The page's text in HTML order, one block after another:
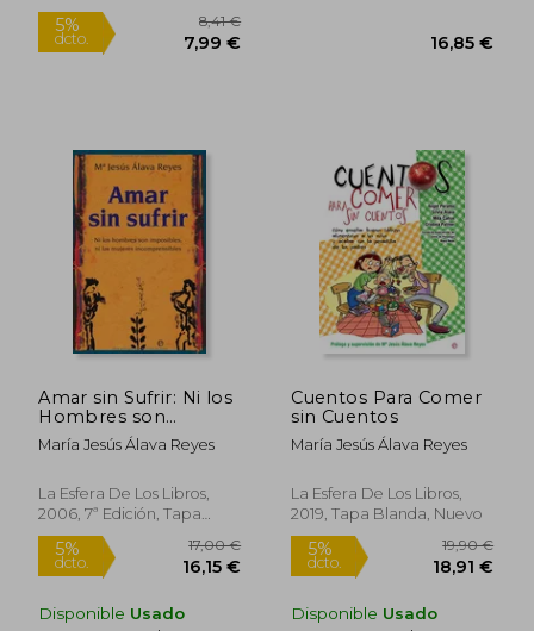
5%
dcto.
Amar sin Sufrir: Ni los
Hombres son
Imposibles, ni las
Mujeres
María Jesús Álava Reyes
La Esfera De Los Libros,
2006, 7ª Edición, Tapa
Blanda, Nuevo
Disponible Usado
Cuentos Para Comer
sin Cuentos
María Jesús Álava Reyes
La Esfera De Los Libros,
2019, Tapa Blanda, Nuevo
Disponible Usado